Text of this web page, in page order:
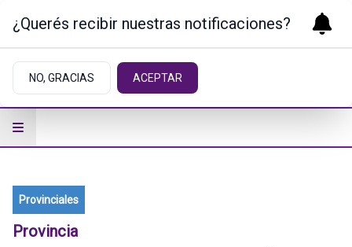
Provinciales
Provincia
¿Querés recibir nuestras notificaciones?
NO, GRACIAS ACEPTAR